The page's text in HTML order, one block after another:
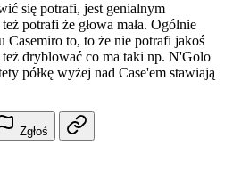
się potrafi, jest genialnym
potrafi że głowa mała. Ogólnie
Casemiro to, to że nie potrafi jakoś
dryblować co ma taki np. N'Golo
półkę wyżej nad Case'em stawiają
Zgłoś